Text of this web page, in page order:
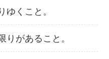
ゆくこと。
りがあること。